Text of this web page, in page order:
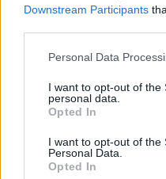
Downstream Participants
Please note that this
not limited to your visit or
grant or deny consent to
use your data for below
consent section.
Personal Data
I want to opt-out of the
personal data.
Opted In
I want to opt-out of the
Personal Data.
Opted In
Staff